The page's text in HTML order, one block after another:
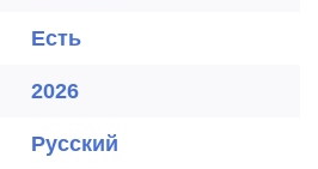
Есть
2026
Русский